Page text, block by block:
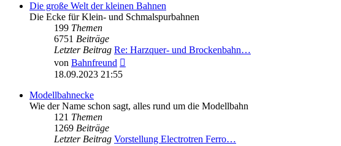
Die große Welt der kleinen Bahnen
Die Ecke für Klein- und Schmalspurbahnen
199 Themen
6751 Beiträge
Letzter Beitrag Re: Harzquer- und Brockenbahn…
von Bahnfreund
18.09.2023 21:55
Modellbahnecke
Wie der Name schon sagt, alles rund um die Modellbahn
121 Themen
1269 Beiträge
Letzter Beitrag Vorstellung Electrotren Ferro…